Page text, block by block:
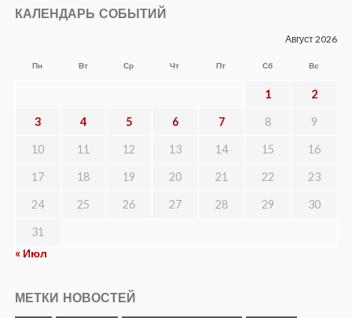
КАЛЕНДАРЬ СОБЫТИЙ
Август 2026
Пн Вт Ср Чт Пт Сб Вс
1 2
3 4 5 6 7 8 9
10 11 12 13 14 15 16
17 18 19 20 21 22 23
24 25 26 27 28 29 30
31
« Июл
МЕТКИ НОВОСТЕЙ